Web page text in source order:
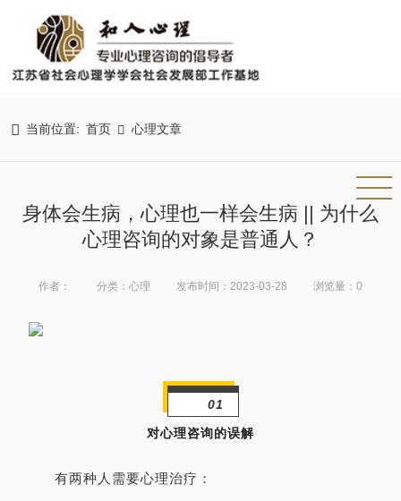
 当前位置: 首页  心理文章
身体会生病，心理也一样会生病 || 为什么
心理咨询的对象是普通人？
作者： 分类：心理 发布时间：2023-03-28 浏览量：0
01
对心理咨询的误解
有两种人需要心理治疗：